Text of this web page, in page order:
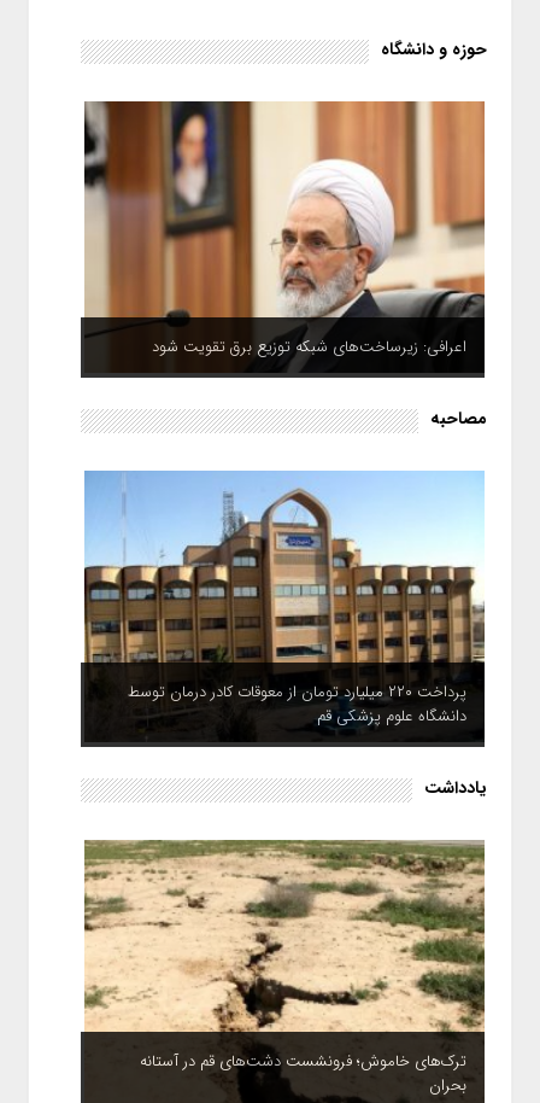
حوزه و دانشگاه
اعرافی: زیرساخت‌های شبکه توزیع برق تقویت شود
مصاحبه
پرداخت ۲۲۰ میلیارد تومان از معوقات کادر درمان توسط
دانشگاه علوم پزشکی قم
یادداشت
ترک‌های خاموش؛ فرونشست دشت‌های قم در آستانه
بحران